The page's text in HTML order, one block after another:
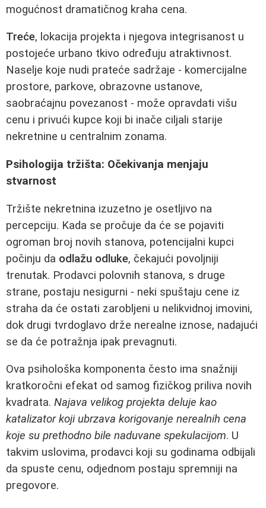
mogućnost dramatičnog kraha cena.
Treće, lokacija projekta i njegova integrisanost u
postojeće urbano tkivo određuju atraktivnost.
Naselje koje nudi prateće sadržaje - komercijalne
prostore, parkove, obrazovne ustanove,
saobraćajnu povezanost - može opravdati višu
cenu i privući kupce koji bi inače ciljali starije
nekretnine u centralnim zonama.
Psihologija tržišta: Očekivanja menjaju
stvarnost
Tržište nekretnina izuzetno je osetljivo na
percepciju. Kada se pročuje da će se pojaviti
ogroman broj novih stanova, potencijalni kupci
počinju da odlažu odluke, čekajući povoljniji
trenutak. Prodavci polovnih stanova, s druge
strane, postaju nesigurni - neki spuštaju cene iz
straha da će ostati zarobljeni u nelikvidnoj imovini,
dok drugi tvrdoglavo drže nerealne iznose, nadajući
se da će potražnja ipak prevagnuti.
Ova psihološka komponenta često ima snažniji
kratkoročni efekat od samog fizičkog priliva novih
kvadrata. Najava velikog projekta deluje kao
katalizator koji ubrzava korigovanje nerealnih cena
koje su prethodno bile naduvane spekulacijom. U
takvim uslovima, prodavci koji su godinama odbijali
da spuste cenu, odjednom postaju spremniji na
pregovore.